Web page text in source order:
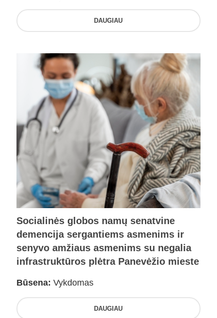
DAUGIAU
Socialinės globos namų senatvine
demencija sergantiems asmenims ir
senyvo amžiaus asmenims su negalia
infrastruktūros plėtra Panevėžio mieste
Būsena: Vykdomas
DAUGIAU